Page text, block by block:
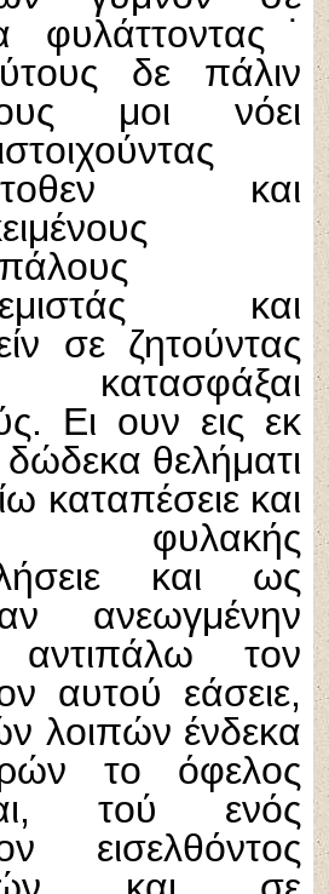
φυλάττοντας˙
δε πάλιν
μοι νόει
και
και
σε ζητούντας
κατασφάξαι
Ει ουν εις εκ
θελήματι
καταπέσειε και
φυλακής
και ως
ανεωγμένην
τον
αυτού εάσειε,
λοιπών ένδεκα
το όφελος
τού ενός
εισελθόντος